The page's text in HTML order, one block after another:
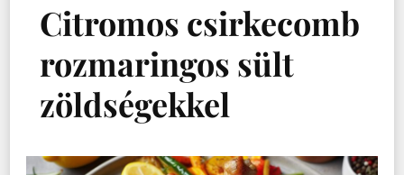
Citromos csirkecomb
rozmaringos sült
zöldségekkel